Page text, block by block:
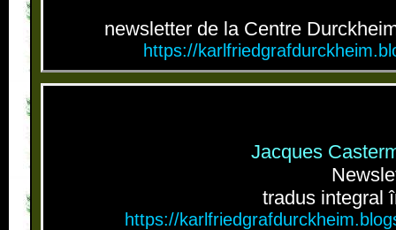
newsletter de la Centre
https://
Jacques
tradus integral
https://